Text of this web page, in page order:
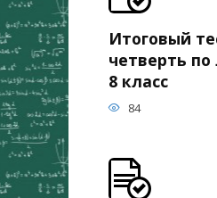
Итоговый
четверть
8 класс
84